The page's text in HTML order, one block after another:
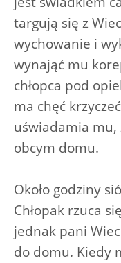
targują się z
wychowanie i
wynająć mu
chłopca pod
ma chęć
uświadamia mu,
obcym domu.
Około godziny
Chłopak rzuca
jednak pani
do domu. Kiedy